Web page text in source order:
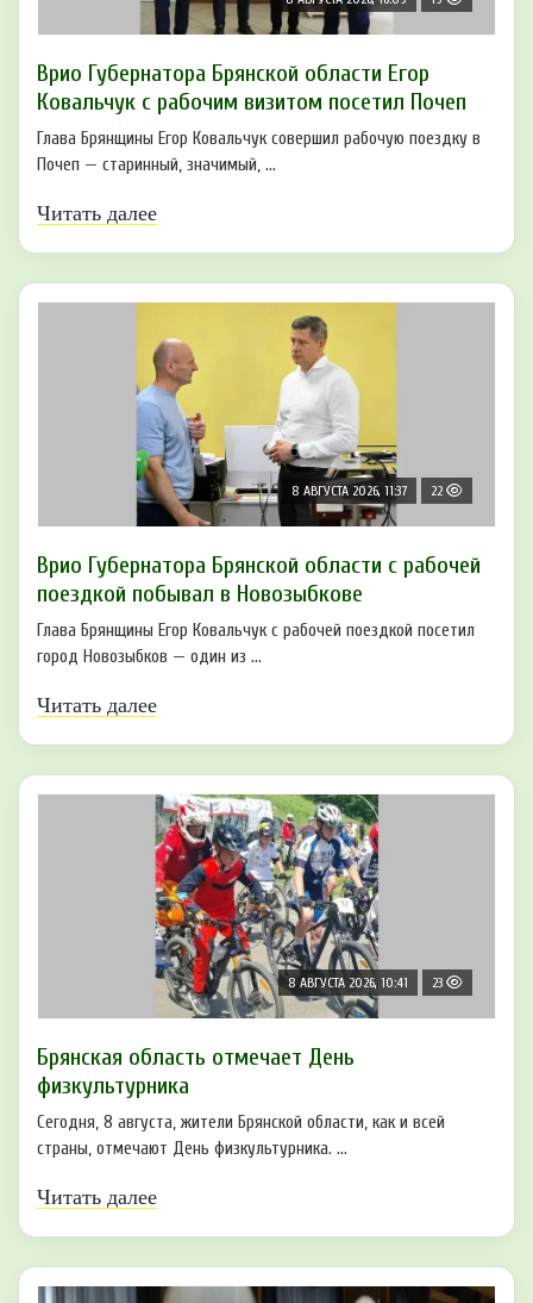
Врио Губернатора Брянской области Егор
Ковальчук с рабочим визитом посетил Почеп
Глава Брянщины Егор Ковальчук совершил рабочую поездку в
Почеп — старинный, значимый, ...
Читать далее
8 АВГУСТА 2026, 11:37 22
Врио Губернатора Брянской области с рабочей
поездкой побывал в Новозыбкове
Глава Брянщины Егор Ковальчук с рабочей поездкой посетил
город Новозыбков — один из ...
Читать далее
8 АВГУСТА 2026, 10:41 23
Брянская область отмечает День
физкультурника
Сегодня, 8 августа, жители Брянской области, как и всей
страны, отмечают День физкультурника. ...
Читать далее